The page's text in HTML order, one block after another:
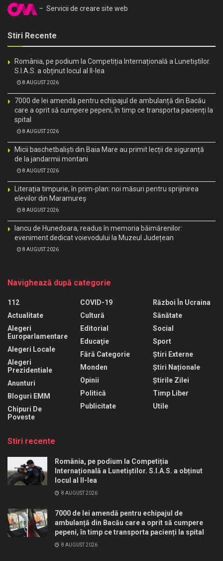
– Servicii de creare site web
Stiri Recente
România, pe podium la Competiția Internațională a Lunetiștilor.
S.I.A.S. a obținut locul al II-lea
8 AUGUST 2026
7000 de lei amendă pentru echipajul de ambulanță din Bacău
care a oprit să cumpere pepeni, în timp ce transporta pacienți la
spital
8 AUGUST 2026
Micii baschetbaliști din Baia Mare au primit lecții de siguranță
de la jandarmii montani
8 AUGUST 2026
Literația timpurie, în prim-plan: noi măsuri pentru sprijinirea
elevilor din Maramureș
8 AUGUST 2026
Iancu de Hunedoara, readus în memoria băimărenilor:
eveniment dedicat voievodului la Muzeul Județean
8 AUGUST 2026
Navighează după categorie
112
Actualitate
Alegeri
Europarlamentare
Alegeri Locale
Alegeri
Prezidentiale
Anunturi
Bloguri EMM
Chipuri De
Poveste
COVID-19
Cultură
Editorial
Educaţie
Fără Categorie
Monden
Opinii
Politică
Publicitate
Război În Ucraina
Sănătate
Social
Sport
Știri Externe
Știri Naționale
Știrile Zilei
Timp Liber
Utile
Stiri recente
România, pe podium la Competiția
Internațională a Lunetiștilor. S.I.A.S. a obținut
locul al II-lea
8 AUGUST 2026
7000 de lei amendă pentru echipajul de
ambulanță din Bacău care a oprit să cumpere
pepeni, în timp ce transporta pacienți la spital
8 AUGUST 2026